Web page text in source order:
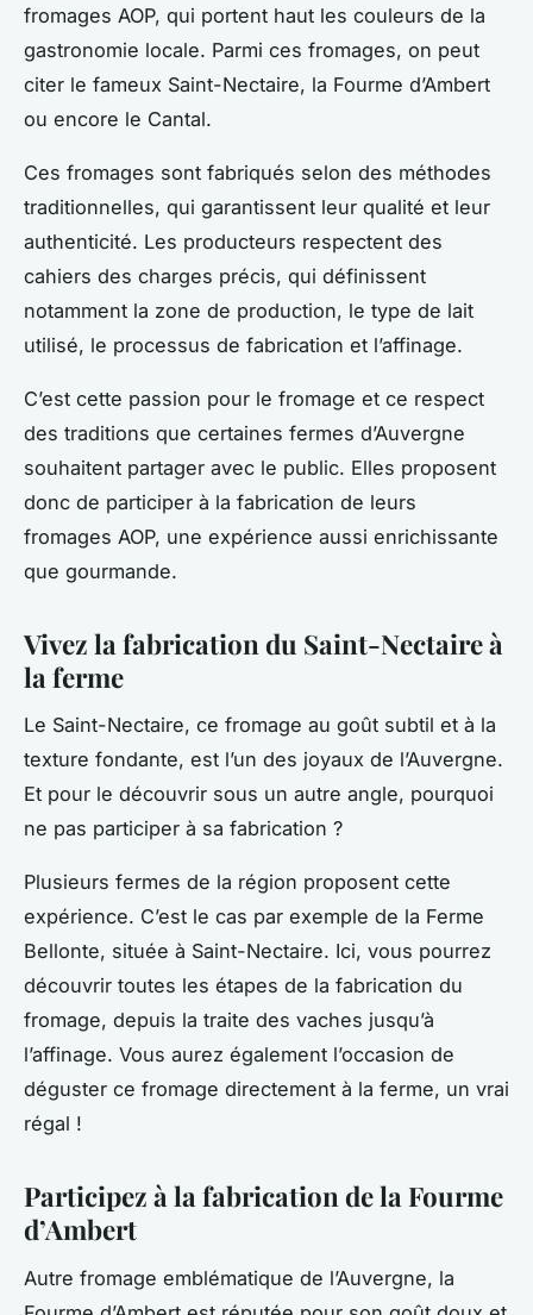
fromages AOP, qui portent haut les couleurs de la
gastronomie locale. Parmi ces fromages, on peut
citer le fameux Saint-Nectaire, la Fourme d’Ambert
ou encore le Cantal.
Ces fromages sont fabriqués selon des méthodes
traditionnelles, qui garantissent leur qualité et leur
authenticité. Les producteurs respectent des
cahiers des charges précis, qui définissent
notamment la zone de production, le type de lait
utilisé, le processus de fabrication et l’affinage.
C’est cette passion pour le fromage et ce respect
des traditions que certaines fermes d’Auvergne
souhaitent partager avec le public. Elles proposent
donc de participer à la fabrication de leurs
fromages AOP, une expérience aussi enrichissante
que gourmande.
Vivez la fabrication du Saint-Nectaire à
la ferme
Le Saint-Nectaire, ce fromage au goût subtil et à la
texture fondante, est l’un des joyaux de l’Auvergne.
Et pour le découvrir sous un autre angle, pourquoi
ne pas participer à sa fabrication ?
Plusieurs fermes de la région proposent cette
expérience. C’est le cas par exemple de la Ferme
Bellonte, située à Saint-Nectaire. Ici, vous pourrez
découvrir toutes les étapes de la fabrication du
fromage, depuis la traite des vaches jusqu’à
l’affinage. Vous aurez également l’occasion de
déguster ce fromage directement à la ferme, un vrai
régal !
Participez à la fabrication de la Fourme
d’Ambert
Autre fromage emblématique de l’Auvergne, la